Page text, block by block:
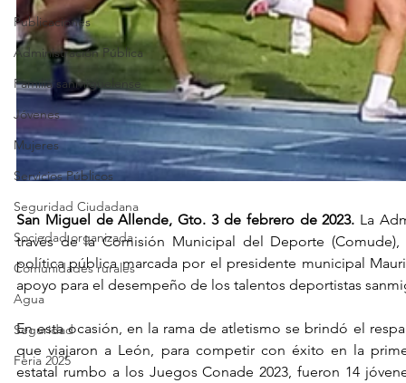
Publicaciones
Administración Pública
Familia sanmiguelense
Jóvenes
Mujeres
Servicios Públicos
Seguridad Ciudadana
Sociedad organizada
Comunidades rurales
Agua
Seguridad
Feria 2025
San Miguel de Allende, Gto. 3 de febrero de 2023. La
través de la Comisión Municipal del Deporte
política pública marcada por el presidente municipal
apoyo para el desempeño de los talentos deportistas
En esta ocasión, en la rama de atletismo se brindó el
que viajaron a León, para competir con éxito en la
estatal rumbo a los Juegos Conade 2023, fueron 14